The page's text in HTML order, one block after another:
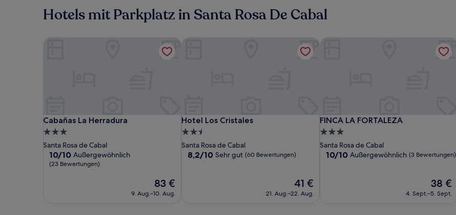
Hotels mit Parkplatz in Santa Rosa De Cabal
Cabañas La Herradura
Cabañas La Herradura
3.0-
Sterne-
Unterkunft
Santa Rosa de Cabal
10.0
von
10/10 Außergewöhnlich
(23 Bewertungen)
Der
Preis
beträgt
83 €
9. Aug.–10. Aug.
Hotel Los Cristales
Hotel Los Cristales
2.5-
Sterne-
Unterkunft
Santa Rosa de Cabal
8.2
8,2/10 Sehr gut (60 Bewertungen)
Der
Preis
beträgt
41 €
21. Aug.–22. Aug.
FINCA LA FORTALEZA
FINCA LA FORTALEZA
3.0-
Sterne-
Unterkunft
Santa Rosa de Cabal
10.0
10/10 Außergewöhnlich (3 Bewertungen)
Der
Preis
beträgt
38 €
4. Sept.–5. Sept.